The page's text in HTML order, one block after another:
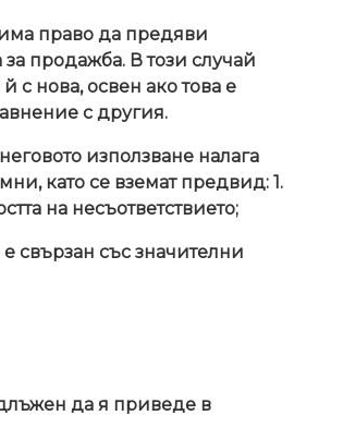
има право да предяви
продажба. В този случай
с нова, освен ако това е
с другия.
използване налага
като се вземат предвид: 1.
на несъответствието;
свързан със значителни
длъжен да я приведе в